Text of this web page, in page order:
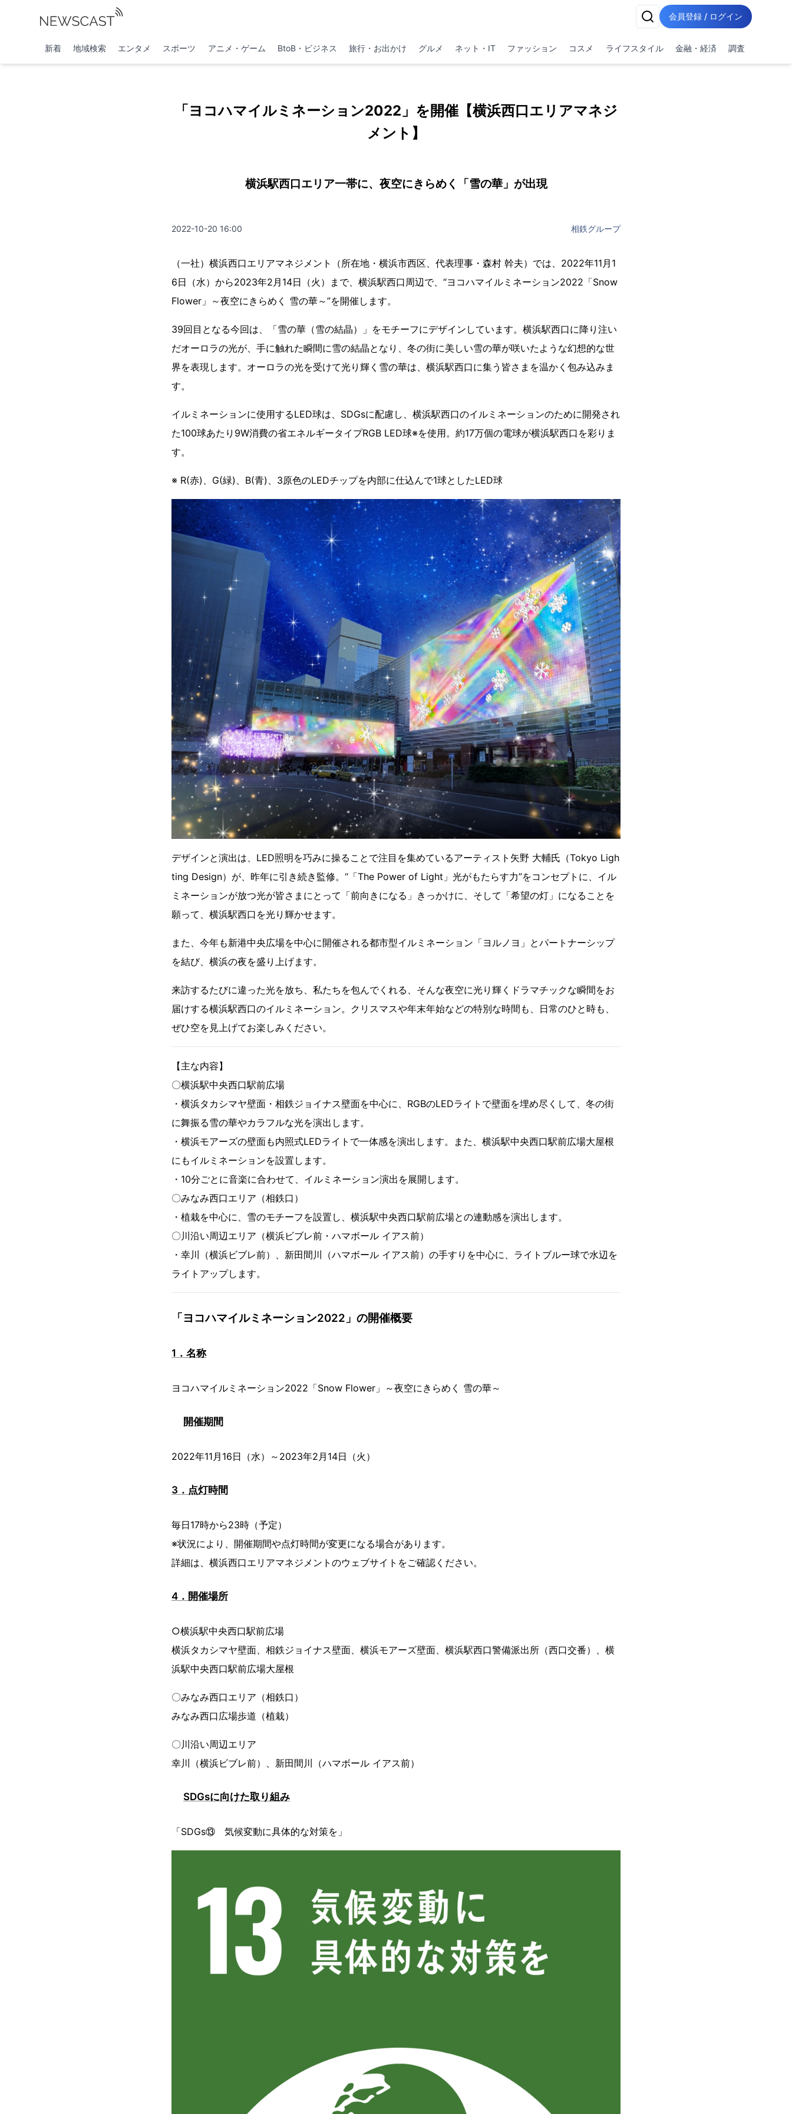
会員登録 / ログイン
新着 地域検索 エンタメ スポーツ アニメ・ゲーム BtoB・ビジネス 旅行・お出かけ グルメ ネット・IT ファッション コスメ ライフスタイル 金融・経済 調査
「ヨコハマイルミネーション2022」を開催【横浜西口エリアマネジ
メント】
横浜駅西口エリア一帯に、夜空にきらめく「雪の華」が出現
2022-10-20 16:00 相鉄グループ
（一社）横浜西口エリアマネジメント（所在地・横浜市西区、代表理事・森村 幹夫）では、2022年11月1
6日（水）から2023年2月14日（火）まで、横浜駅西口周辺で、“ヨコハマイルミネーション2022「Snow
Flower」～夜空にきらめく 雪の華～”を開催します。
39回目となる今回は、「雪の華（雪の結晶）」をモチーフにデザインしています。横浜駅西口に降り注い
だオーロラの光が、手に触れた瞬間に雪の結晶となり、冬の街に美しい雪の華が咲いたような幻想的な世
界を表現します。オーロラの光を受けて光り輝く雪の華は、横浜駅西口に集う皆さまを温かく包み込みま
す。
イルミネーションに使用するLED球は、SDGsに配慮し、横浜駅西口のイルミネーションのために開発され
た100球あたり9W消費の省エネルギータイプRGB LED球※を使用。約17万個の電球が横浜駅西口を彩りま
す。
※ R(赤)、G(緑)、B(青)、3原色のLEDチップを内部に仕込んで1球としたLED球
デザインと演出は、LED照明を巧みに操ることで注目を集めているアーティスト矢野 大輔氏（Tokyo Ligh
ting Design）が、昨年に引き続き監修。“「The Power of Light」光がもたらす力”をコンセプトに、イル
ミネーションが放つ光が皆さまにとって「前向きになる」きっかけに、そして「希望の灯」になることを
願って、横浜駅西口を光り輝かせます。
また、今年も新港中央広場を中心に開催される都市型イルミネーション「ヨルノヨ」とパートナーシップ
を結び、横浜の夜を盛り上げます。
来訪するたびに違った光を放ち、私たちを包んでくれる、そんな夜空に光り輝くドラマチックな瞬間をお
届けする横浜駅西口のイルミネーション。クリスマスや年末年始などの特別な時間も、日常のひと時も、
ぜひ空を見上げてお楽しみください。
【主な内容】
〇横浜駅中央西口駅前広場
・横浜タカシマヤ壁面・相鉄ジョイナス壁面を中心に、RGBのLEDライトで壁面を埋め尽くして、冬の街
に舞振る雪の華やカラフルな光を演出します。
・横浜モアーズの壁面も内照式LEDライトで一体感を演出します。また、横浜駅中央西口駅前広場大屋根
にもイルミネーションを設置します。
・10分ごとに音楽に合わせて、イルミネーション演出を展開します。
〇みなみ西口エリア（相鉄口）
・植栽を中心に、雪のモチーフを設置し、横浜駅中央西口駅前広場との連動感を演出します。
〇川沿い周辺エリア（横浜ビブレ前・ハマボール イアス前）
・幸川（横浜ビブレ前）、新田間川（ハマボール イアス前）の手すりを中心に、ライトブルー球で水辺を
ライトアップします。
「ヨコハマイルミネーション2022」の開催概要
1．名称
ヨコハマイルミネーション2022「Snow Flower」～夜空にきらめく 雪の華～
開催期間
2022年11月16日（水）～2023年2月14日（火）
3．点灯時間
毎日17時から23時（予定）
※状況により、開催期間や点灯時間が変更になる場合があります。
詳細は、横浜西口エリアマネジメントのウェブサイトをご確認ください。
4．開催場所
○横浜駅中央西口駅前広場
横浜タカシマヤ壁面、相鉄ジョイナス壁面、横浜モアーズ壁面、横浜駅西口警備派出所（西口交番）、横
浜駅中央西口駅前広場大屋根
〇みなみ西口エリア（相鉄口）
みなみ西口広場歩道（植栽）
〇川沿い周辺エリア
幸川（横浜ビブレ前）、新田間川（ハマボール イアス前）
SDGsに向けた取り組み
「SDGs⑬ 気候変動に具体的な対策を」